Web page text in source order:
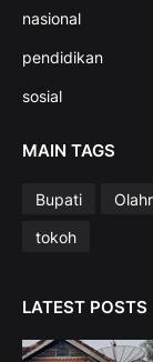
nasional
pendidikan
sosial
MAIN TAGS
Bupati
tokoh
LATEST POSTS